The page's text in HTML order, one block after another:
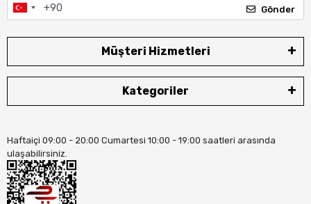
Gönder
Müşteri Hizmetleri
Kategoriler
Haftaiçi 09:00 - 20:00 Cumartesi 10:00 - 19:00 saatleri arasında
ulaşabilirsiniz.